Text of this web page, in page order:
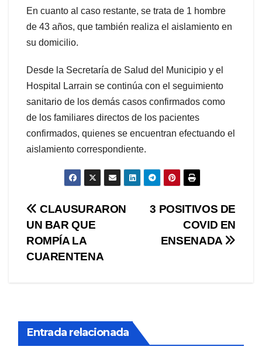
En cuanto al caso restante, se trata de 1 hombre
de 43 años, que también realiza el aislamiento en
su domicilio.
Desde la Secretaría de Salud del Municipio y el
Hospital Larrain se continúa con el seguimiento
sanitario de los demás casos confirmados como
de los familiares directos de los pacientes
confirmados, quienes se encuentran efectuando el
aislamiento correspondiente.
Navegación
de
entradas
3 POSITIVOS DE
COVID EN
ENSENADA
CLAUSURARON
UN BAR QUE
ROMPÍA LA
CUARENTENA
Entrada relacionada